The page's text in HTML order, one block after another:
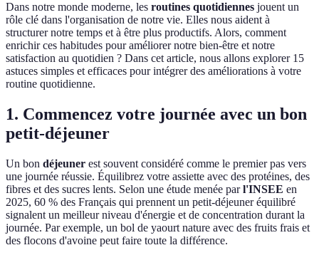
Dans notre monde moderne, les routines quotidiennes jouent un
rôle clé dans l'organisation de notre vie. Elles nous aident à
structurer notre temps et à être plus productifs. Alors, comment
enrichir ces habitudes pour améliorer notre bien-être et notre
satisfaction au quotidien ? Dans cet article, nous allons explorer 15
astuces simples et efficaces pour intégrer des améliorations à votre
routine quotidienne.
1. Commencez votre journée avec un bon
petit-déjeuner
Un bon déjeuner est souvent considéré comme le premier pas vers
une journée réussie. Équilibrez votre assiette avec des protéines, des
fibres et des sucres lents. Selon une étude menée parl'INSEE en
2025, 60 % des Français qui prennent un petit-déjeuner équilibré
signalent un meilleur niveau d'énergie et de concentration durant la
journée. Par exemple, un bol de yaourt nature avec des fruits frais et
des flocons d'avoine peut faire toute la différence.